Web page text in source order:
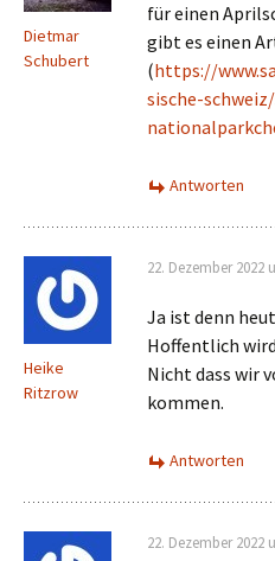
Dietmar
Schubert
für einen
gibt es einen
(https://
sische-
Antworten
Heike
Ritzrow
22. Dezember 2022
Ja ist denn
Hoffentlich
Nicht dass wir
kommen.
Antworten
22. Dezember 2022